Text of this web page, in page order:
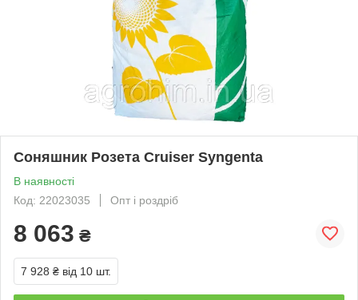
Соняшник Розета Cruiser Syngenta
В наявності
Код: 22023035
Опт і роздріб
8 063 ₴
7 928 ₴ від 10 шт.